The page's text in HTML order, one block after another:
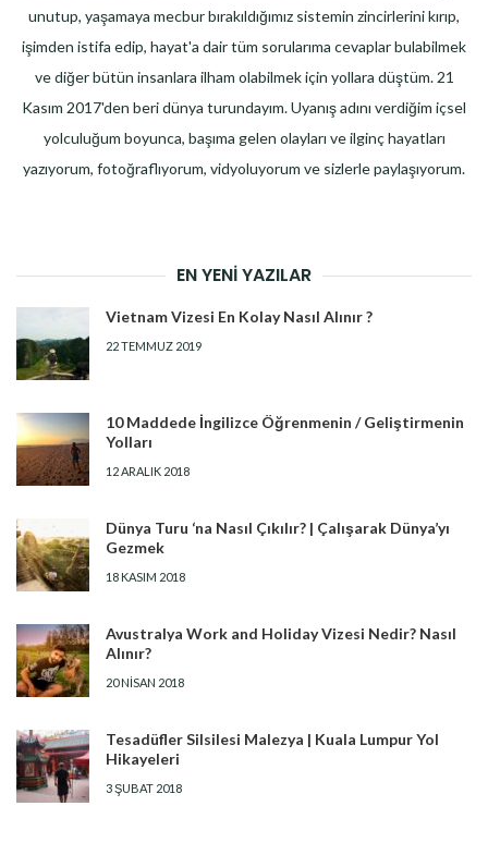
unutup, yaşamaya mecbur bırakıldığımız sistemin zincirlerini kırıp,
işimden istifa edip, hayat'a dair tüm sorularıma cevaplar bulabilmek
ve diğer bütün insanlara ilham olabilmek için yollara düştüm. 21
Kasım 2017'den beri dünya turundayım. Uyanış adını verdiğim içsel
yolculuğum boyunca, başıma gelen olayları ve ilginç hayatları
yazıyorum, fotoğraflıyorum, vidyoluyorum ve sizlerle paylaşıyorum.
EN YENI YAZILAR
Vietnam Vizesi En Kolay Nasıl Alınır ?
22 TEMMUZ 2019
10 Maddede İngilizce Öğrenmenin / Geliştirmenin
Yolları
12 ARALIK 2018
Dünya Turu ‘na Nasıl Çıkılır? | Çalışarak Dünya’yı
Gezmek
18 KASIM 2018
Avustralya Work and Holiday Vizesi Nedir? Nasıl
Alınır?
20 NISAN 2018
Tesadüfler Silsilesi Malezya | Kuala Lumpur Yol
Hikayeleri
3 ŞUBAT 2018